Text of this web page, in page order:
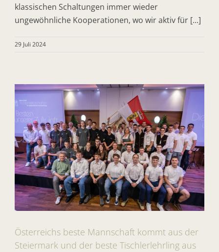
klassischen Schaltungen immer wieder
ungewöhnliche Kooperationen, wo wir aktiv für [...]
29 Juli 2024
Österreichs beste Mannschaft kommt aus der
Steiermark und der beste Tischlerlehrling aus